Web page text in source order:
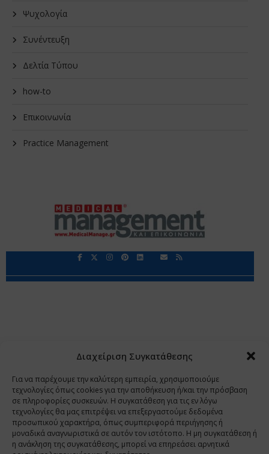
Διαχείριση Συγκατάθεσης
Για να παρέχουμε την καλύτερη εμπειρία, χρησιμοποιούμε
τεχνολογίες όπως cookies για την αποθήκευση ή/και την πρόσβαση
σε πληροφορίες συσκευών. Η συγκατάθεση για τις εν λόγω
τεχνολογίες θα μας επιτρέψει να επεξεργαστούμε δεδομένα
προσωπικού χαρακτήρα, όπως συμπεριφορά περιήγησης ή
μοναδικά αναγνωριστικά σε αυτόν τον ιστότοπο. Η μη συγκατάθεση ή
η ανάκληση της συγκατάθεσης, μπορεί να επηρεάσει αρνητικά
Ψυχολογία
Συνέντευξη
Δελτία Τύπου
how-to
Επικοινωνία
Practice Management
Copyright 2009 - 2026 © Χαραμή Α.Ε.
www.PharmaManage.gr • www.HealthExpo.gr • www.YO.gr
•
www.GreekShares.com • www.eLearning-
PharmaManage.gr • www.Charami-SA.gr